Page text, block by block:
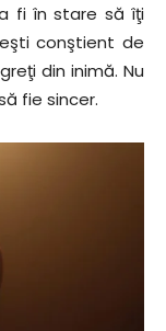
fi în stare să îţi
conştient de
din inimă. Nu
fie sincer.